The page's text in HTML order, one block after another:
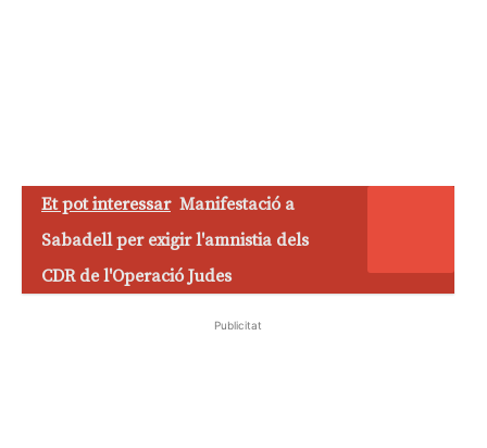
Et pot interessar Manifestació a
Sabadell per exigir l'amnistia dels
CDR de l'Operació Judes
Publicitat